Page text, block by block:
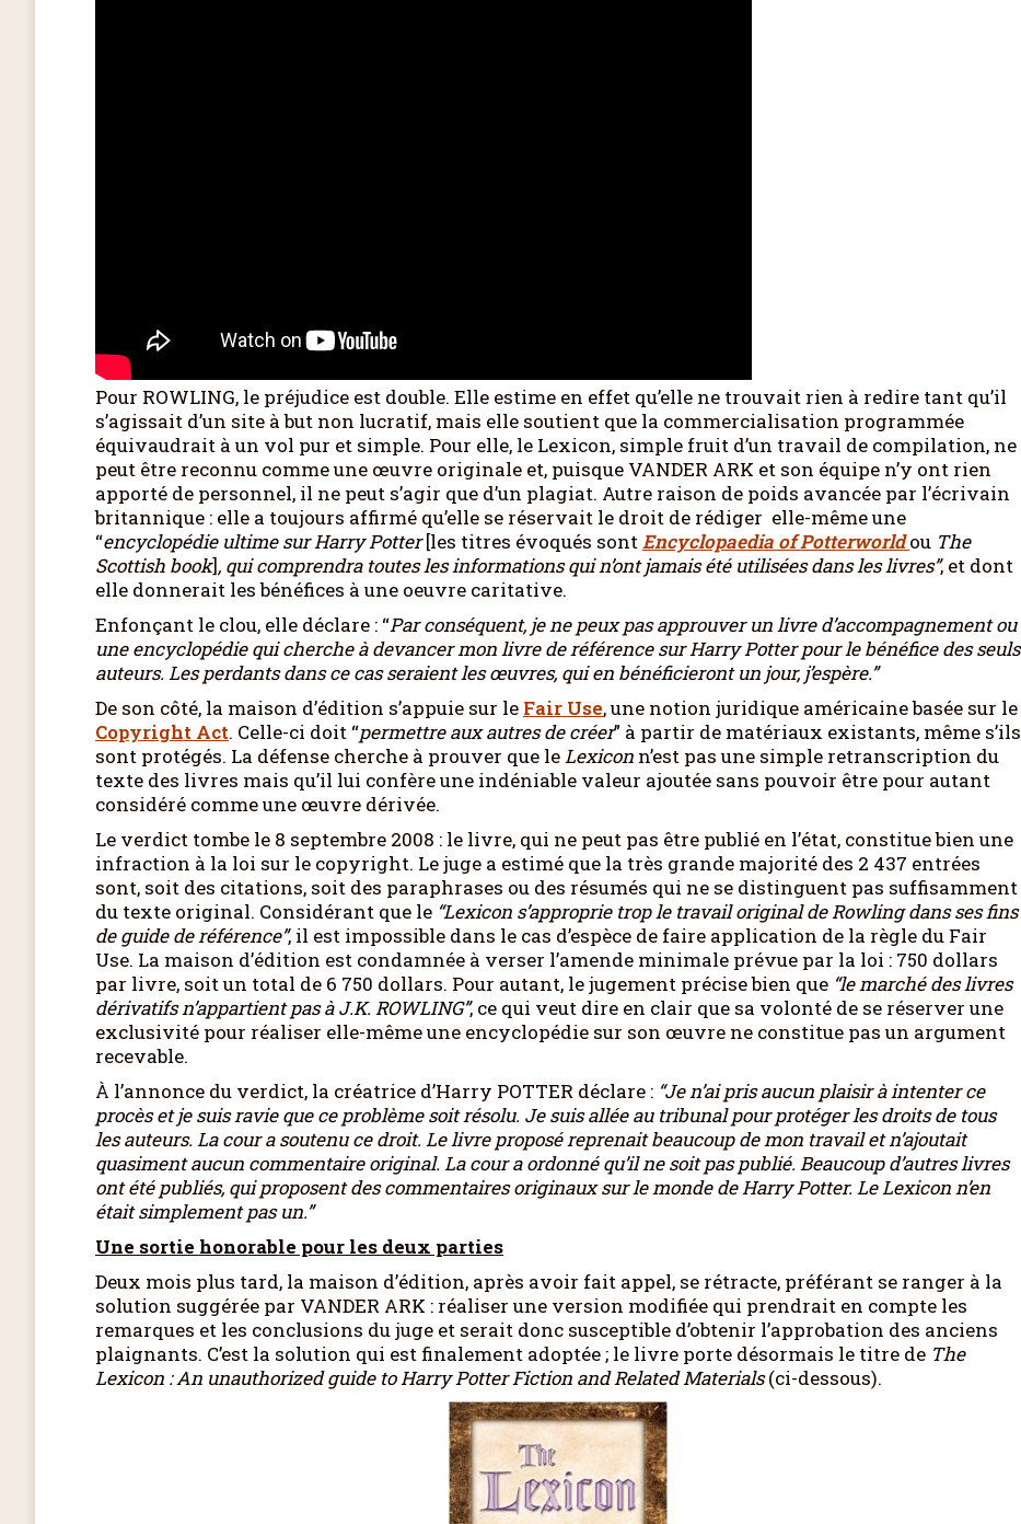
Pour ROWLING, le préjudice est double. Elle estime en effet qu’elle ne trouvait rien à redire tant qu’il
s’agissait d’un site à but non lucratif, mais elle soutient que la commercialisation programmée
équivaudrait à un vol pur et simple. Pour elle, le Lexicon, simple fruit d’un travail de compilation, ne
peut être reconnu comme une œuvre originale et, puisque VANDER ARK et son équipe n’y ont rien
apporté de personnel, il ne peut s’agir que d’un plagiat. Autre raison de poids avancée par l’écrivain
britannique : elle a toujours affirmé qu’elle se réservait le droit de rédiger elle-même une
“encyclopédie ultime sur Harry Potter[les titres évoqués sontEncyclopaedia of Potterworldou The
Scottish book], qui comprendra toutes les informations qui n’ont jamais été utilisées dans les livres”, et dont
elle donnerait les bénéfices à une oeuvre caritative.
Enfonçant le clou, elle déclare : “Par conséquent, je ne peux pas approuver un livre d’accompagnement ou
une encyclopédie qui cherche à devancer mon livre de référence sur Harry Potter pour le bénéfice des seuls
auteurs. Les perdants dans ce cas seraient les œuvres, qui en bénéficieront un jour, j’espère.”
De son côté, la maison d’édition s’appuie sur le Fair Use, une notion juridique américaine basée sur le
Copyright Act. Celle-ci doit “permettre aux autres de créer” à partir de matériaux existants, même s’ils
sont protégés. La défense cherche à prouver que leLexicon n’est pas une simple retranscription du
texte des livres mais qu’il lui confère une indéniable valeur ajoutée sans pouvoir être pour autant
considéré comme une œuvre dérivée.
Le verdict tombe le 8 septembre 2008 : le livre, qui ne peut pas être publié en l’état, constitue bien une
infraction à la loi sur le copyright. Le juge a estimé que la très grande majorité des 2 437 entrées
sont, soit des citations, soit des paraphrases ou des résumés qui ne se distinguent pas suffisamment
du texte original. Considérant que le “Lexicon s’approprie trop le travail original de Rowling dans ses fins
de guide de référence”, il est impossible dans le cas d’espèce de faire application de la règle du Fair
Use. La maison d’édition est condamnée à verser l’amende minimale prévue par la loi : 750 dollars
par livre, soit un total de 6 750 dollars. Pour autant, le jugement précise bien que “le marché des livres
dérivatifs n’appartient pas à J.K. ROWLING”, ce qui veut dire en clair que sa volonté de se réserver une
exclusivité pour réaliser elle-même une encyclopédie sur son œuvre ne constitue pas un argument
recevable.
À l’annonce du verdict, la créatrice d’Harry POTTER déclare : “Je n’ai pris aucun plaisir à intenter ce
procès et je suis ravie que ce problème soit résolu. Je suis allée au tribunal pour protéger les droits de tous
les auteurs. La cour a soutenu ce droit. Le livre proposé reprenait beaucoup de mon travail et n’ajoutait
quasiment aucun commentaire original. La cour a ordonné qu’il ne soit pas publié. Beaucoup d’autres livres
ont été publiés, qui proposent des commentaires originaux sur le monde de Harry Potter. Le Lexicon n’en
était simplement pas un.”
Une sortie honorable pour les deux parties
Deux mois plus tard, la maison d’édition, après avoir fait appel, se rétracte, préférant se ranger à la
solution suggérée par VANDER ARK : réaliser une version modifiée qui prendrait en compte les
remarques et les conclusions du juge et serait donc susceptible d’obtenir l’approbation des anciens
plaignants. C’est la solution qui est finalement adoptée ; le livre porte désormais le titre de The
Lexicon : An unauthorized guide to Harry Potter Fiction and Related Materials(ci-dessous).